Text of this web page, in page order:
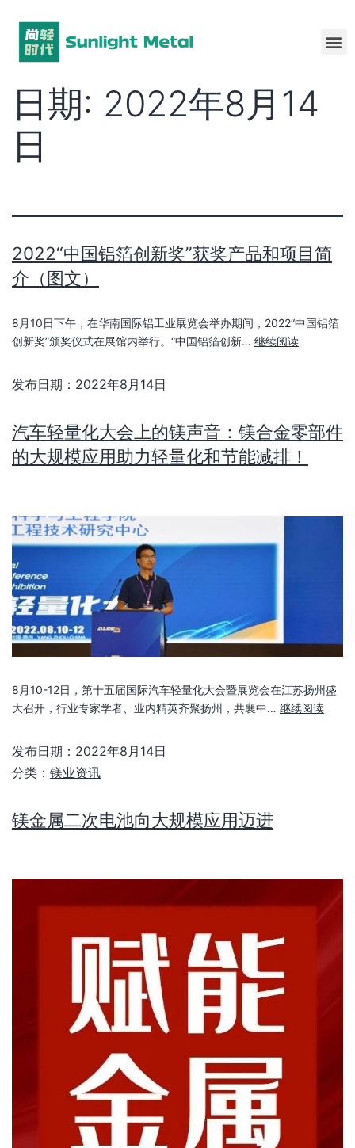
日期: 2022年8月14
日
2022“中国铝箔创新奖”获奖产品和项目简
介（图文）
8月10日下午，在华南国际铝工业展览会举办期间，2022“中国铝箔
创新奖”颁奖仪式在展馆内举行。“中国铝箔创新… 继续阅读
发布日期： 2022年8月14日
汽车轻量化大会上的镁声音：镁合金零部件
的大规模应用助力轻量化和节能减排！
8月10-12日，第十五届国际汽车轻量化大会暨展览会在江苏扬州盛
大召开，行业专家学者、业内精英齐聚扬州，共襄中… 继续阅读
发布日期： 2022年8月14日
分类： 镁业资讯
镁金属二次电池向大规模应用迈进